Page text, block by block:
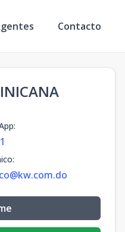
Contacto
:
: